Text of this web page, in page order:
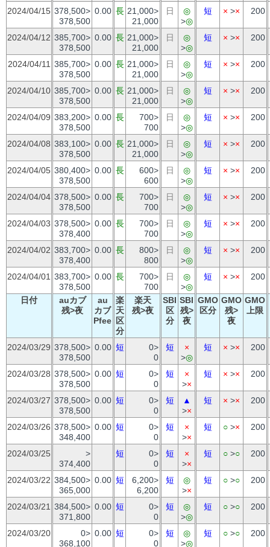
2024/04/15 378,500>
378,500
0.00 長 21,000>
21,000
日
◎
>◎
短 × >× 200
2024/04/12 385,700>
378,500
0.00 長 21,000>
21,000
日
◎
>◎
短 × >× 200
2024/04/11 385,700>
378,500
0.00 長 21,000>
21,000
日
◎
>◎
短 × >× 200
2024/04/10 385,700>
378,500
0.00 長 21,000>
21,000
日
◎
>◎
短 × >× 200
2024/04/09 383,200>
378,500
0.00 長
700>
700
日
◎
>◎
短 × >× 200
2024/04/08 383,100>
378,500
0.00 長 21,000>
21,000
日
◎
>◎
短 × >× 200
2024/04/05 380,400>
378,500
0.00 長
600>
600
日
◎
>◎
短 × >× 200
2024/04/04 378,500>
378,500
0.00 長
700>
700
日
◎
>◎
短 × >× 200
2024/04/03 378,500>
378,400
0.00 長
700>
700
日
◎
>◎
短 × >× 200
2024/04/02 383,700>
378,400
0.00 長
800>
800
日
◎
>◎
短 × >× 200
2024/04/01 383,700>
378,500
0.00 長
700>
700
日
◎
>◎
短 × >× 200
日付
auカブ
残>夜
au
カブ
Pfee
楽
天
区
分
楽天
残>夜
SBI
区
分
SBI
残>
夜
GMO
区分
GMO
残>
夜
GMO
上限
2024/03/29 378,500>
378,500
0.00 短
0>
0
短
×
>◎
短 × >× 200
2024/03/28 378,500>
378,500
0.00 短
0>
0
短
×
>×
短 × >× 200
2024/03/27 378,500>
378,500
0.00 短
0>
0
短
▲
>×
短 × >× 200
2024/03/26 378,500>
348,400
0.00 短
0>
0
短
×
>×
短 ○ >× 200
2024/03/25
>
374,400
短
0>
0
短
×
>×
短 ○ >○ 200
2024/03/22 384,500>
365,000
0.00 短
6,200>
6,200
短
◎
>×
短 ○ >○ 200
2024/03/21 384,500>
371,800
0.00 短
0>
0
短
◎
>◎
短 ○ >○ 200
2024/03/20
0>
368,100
0.00 短
0>
0
短
◎
>◎
短 ○ >○ 200